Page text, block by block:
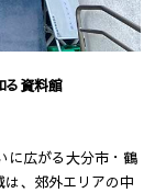
る資料館
に広がる大分市・鶴
、郊外エリアの中